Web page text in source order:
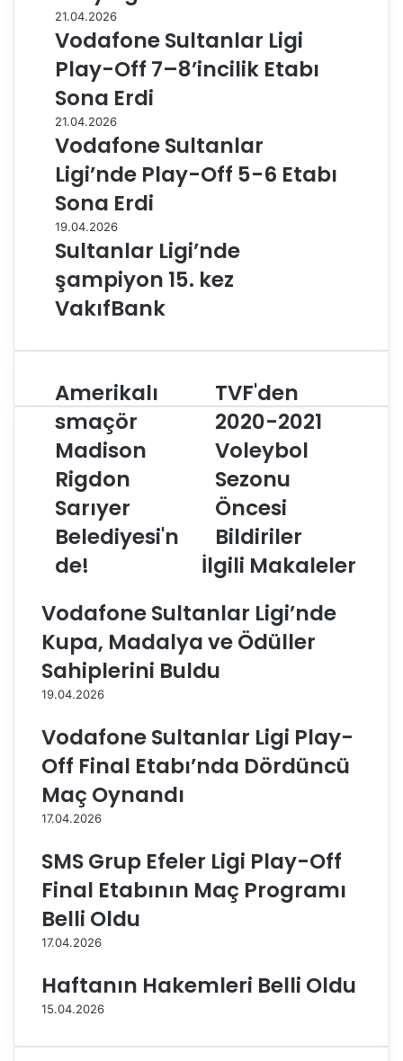
21.04.2026
Vodafone Sultanlar Ligi
Play-Off 7–8’incilik Etabı
Sona Erdi
21.04.2026
Vodafone Sultanlar
Ligi’nde Play-Off 5-6 Etabı
Sona Erdi
19.04.2026
Sultanlar Ligi’nde
şampiyon 15. kez
VakıfBank
A
m
e
r
k
a
m
ç
r
M
a
i
s
o
R
i
d
o
n
S
a
y
e
B
Amerikalı
smaçör
Madison
Rigdon
Sarıyer
Belediyesi'n
de!
T
V
F
'
e
n
2
0
0
2
2
1
e
y
e
o
c
i
TVF'den
2020-2021
Voleybol
Sezonu
Öncesi
Bildiriler
İlgili Makaleler
Vodafone Sultanlar Ligi’nde
Kupa, Madalya ve Ödüller
Sahiplerini Buldu
19.04.2026
Vodafone Sultanlar Ligi Play-
Off Final Etabı’nda Dördüncü
Maç Oynandı
17.04.2026
SMS Grup Efeler Ligi Play-Off
Final Etabının Maç Programı
Belli Oldu
17.04.2026
Haftanın Hakemleri Belli Oldu
15.04.2026